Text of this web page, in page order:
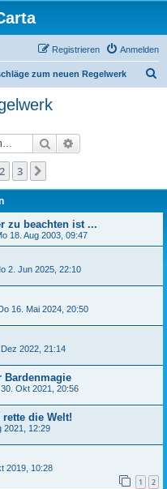
Anmelden
Registrieren
zum neuen Regelwerk
Suche
2 3
zu beachten ist ...
18. Aug 2003, 09:47
2. Jun 2025, 22:10
16. Mai 2024, 20:50
2022, 21:14
Bardenmagie
Okt 2021, 20:56
die Welt!
2021, 12:29
2019, 10:28
1 2